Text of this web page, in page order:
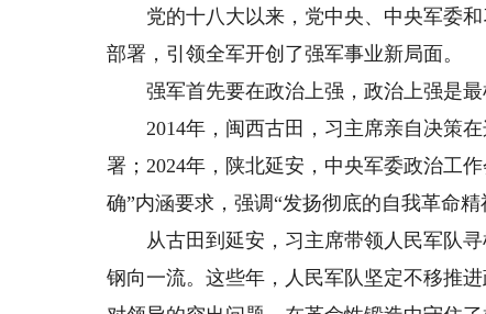
党的十八大以来，党中央、中央军委和
部署，引领全军开创了强军事业新局面。
强军首先要在政治上强，政治上强是最
2014年，闽西古田，习主席亲自决策在
署；2024年，陕北延安，中央军委政治工
确”内涵要求，强调“发扬彻底的自我革命精
从古田到延安，习主席带领人民军队寻
钢向一流。这些年，人民军队坚定不移推